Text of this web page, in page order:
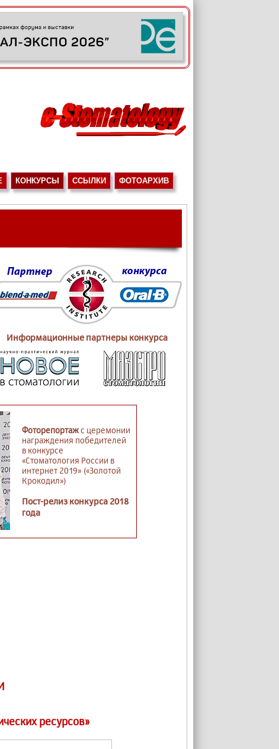
КОНКУРСЫ ССЫЛКИ ФОТОАРХИВ
Информационные партнеры конкурса
Фоторепортажс церемонии
награждения победителей
в конкурсе
«Стоматология России в
интернет 2019» («Золотой
Крокодил»)
Пост-релиз конкурса 2018
года
ресурсов»